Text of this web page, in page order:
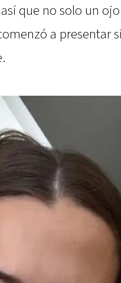
que no solo un
a presentar